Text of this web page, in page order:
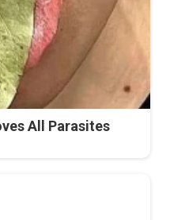
All Parasites